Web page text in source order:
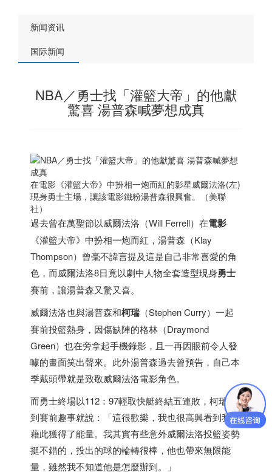
新闻资讯
国际新闻
NBA／勇士找「灌籃大帝」的他獻
驚喜 湯普森喊夢想成真
在電影《灌籃大帝》中扮相一炮而紅的影星威爾法洛(左)
現身勇士主場，讓該電影鐵粉湯普森很興奮。（美聯
社）
過去曾在萬聖節以威爾法洛（Will Ferrell）在電影
《灌籃大帝》中扮相一炮而紅，湯普森（Klay
Thompson）曾毫不諱言提及這是自己非常喜愛的角
色，而威爾法洛8日竟以劇中人物全套造型現身勇士
賽前，讓湯普森又驚又喜。
威爾法洛也與湯普森和柯瑞（Stephen Curry）一起
賽前投籃熱身，因傷缺陣的格林（Draymond
Green）也在旁拿起手機錄影，且一再因眼前令人發
噱的畫面笑出聲來。此外湯普森過去曾預告，自己本
季戴頭帶就是致敬威爾法洛電影角色。
而勇士終場以112：97輕取快艇終結五連敗，柯瑞談
到賽前趣事就說：「這很歡樂，我也很高興看到我們
藉此獲得了能量。我其實有些意外威爾法洛投籃姿勢
挺不錯的，投出的球的輪轉很棒，他也帶來無限能
量，雖然我不知道他是怎麼辦到。」